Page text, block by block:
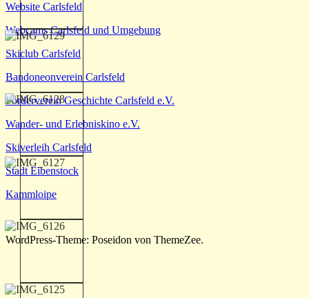
Website Carlsfeld
Webcams Carlsfeld und Umgebung
Skiclub Carlsfeld
Bandoneonverein Carlsfeld
Förderverein Geschichte Carlsfeld e.V.
Wander- und Erlebniskino e.V.
Skiverleih Carlsfeld
Stadt Eibenstock
Kammloipe
WordPress-Theme: Poseidon von ThemeZee.